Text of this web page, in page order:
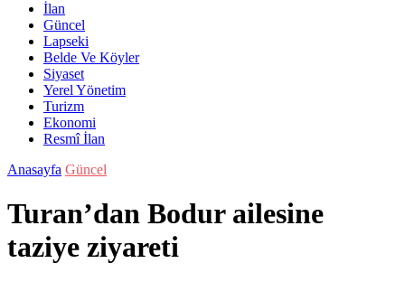
İlan
Güncel
Lapseki
Belde Ve Köyler
Siyaset
Yerel Yönetim
Turizm
Ekonomi
Resmî İlan
Anasayfa Güncel
Turan’dan Bodur ailesine
taziye ziyareti